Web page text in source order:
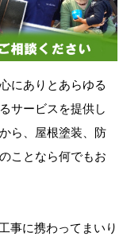
にありとあらゆる
サービスを提供し
ら、屋根塗装、防
ことなら何でもお
事に携わってまいり